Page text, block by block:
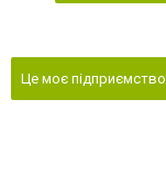
Це моє підприємство